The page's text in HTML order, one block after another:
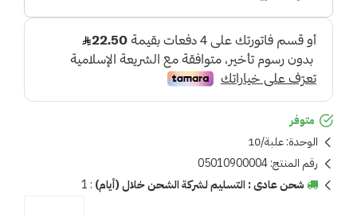
متوفر
الوحدة:علبة/10
رقم المنتج:05010900004
شحن عادى : التسليم لشركة الشحن خلال (أيام) :
1